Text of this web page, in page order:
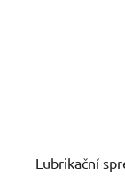
Lubrikační